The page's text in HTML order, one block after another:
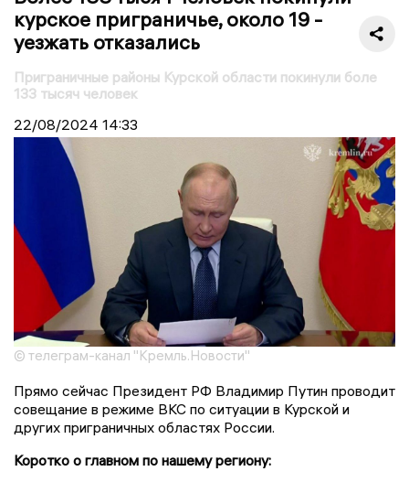
курское приграничье, около 19 -
уезжать отказались
Приграничные районы Курской области покинули боле
133 тысяч человек
22/08/2024 14:33
© телеграм-канал "Кремль.Новости"
Прямо сейчас Президент РФ Владимир Путин проводит
совещание в режиме ВКС по ситуации в Курской и
других приграничных областях России.
Коротко о главном по нашему региону: